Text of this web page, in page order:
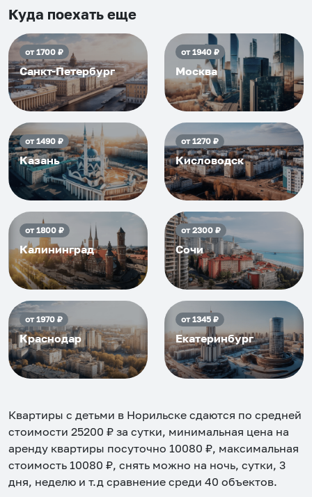
приезжать еще...
Куда поехать еще
от1700₽
Санкт-Петербург
от1940₽
Москва
от1490₽
Казань
от1270₽
Кисловодск
от1800₽
Калининград
от2300₽
Сочи
от1970₽
Краснодар
от1345₽
Екатеринбург
Квартиры с детьми в Норильске сдаются по средней
стоимости 25200 ₽ за сутки, минимальная цена на
аренду квартиры посуточно 10080 ₽, максимальная
стоимость 10080 ₽, снять можно на ночь, сутки, 3
дня, неделю и т.д сравнение среди 40 объектов.